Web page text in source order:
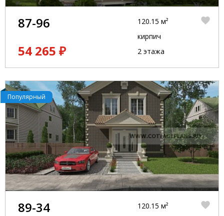
87-96
54 265 ₽
120.15 м²
кирпич
2 этажа
Популярный
89-34 120.15 м²